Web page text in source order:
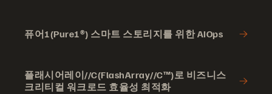
퓨어1(Pure1®) 스마트 스토리지를 위한 AIOps
플래시어레이//C(FlashArray//C™)로 비즈니스
크리티컬 워크로드 효율성 최적화